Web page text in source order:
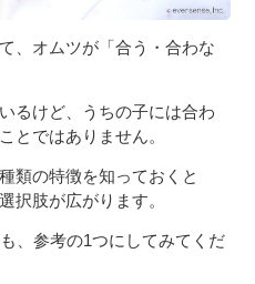
、オムツが「合う・合わな
るけど、うちの子には合わ
とではありません。
類の特徴を知っておくと
択肢が広がります。
、参考の1つにしてみてくだ